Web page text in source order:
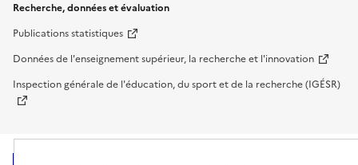
Recherche, données et évaluation
Publications statistiques
Données de l'enseignement supérieur, la recherche et l'innovation
Inspection générale de l'éducation, du sport et de la recherche (IGÉSR)